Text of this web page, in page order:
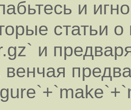
и
статьи
и
венчая